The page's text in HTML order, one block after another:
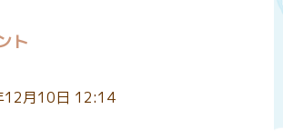
ト
12月10日 12:14